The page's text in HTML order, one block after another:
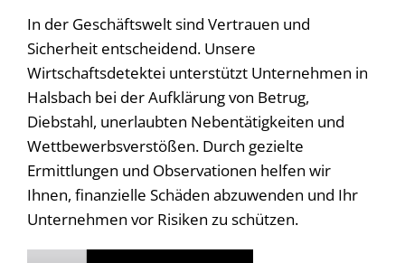
In der Geschäftswelt sind Vertrauen und
Sicherheit entscheidend. Unsere
Wirtschaftsdetektei unterstützt Unternehmen in
Halsbach bei der Aufklärung von Betrug,
Diebstahl, unerlaubten Nebentätigkeiten und
Wettbewerbsverstößen. Durch gezielte
Ermittlungen und Observationen helfen wir
Ihnen, finanzielle Schäden abzuwenden und Ihr
Unternehmen vor Risiken zu schützen.